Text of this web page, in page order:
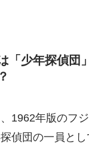
「少年探偵団
1962年版のフ
偵団の一員とし